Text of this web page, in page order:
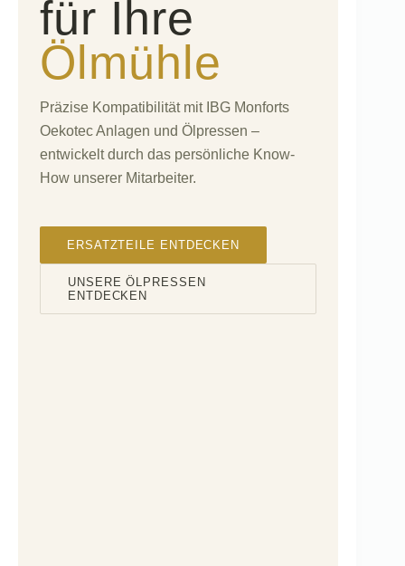
für Ihre
Ölmühle
Präzise Kompatibilität mit IBG Monforts
Oekotec Anlagen und Ölpressen –
entwickelt durch das persönliche Know-
How unserer Mitarbeiter.
ERSATZTEILE ENTDECKEN
UNSERE ÖLPRESSEN
ENTDECKEN